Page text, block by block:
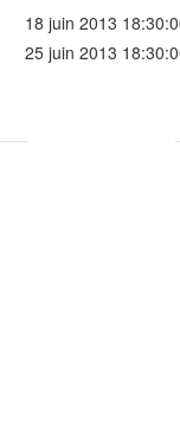
18 juin 2013
25 juin 2013